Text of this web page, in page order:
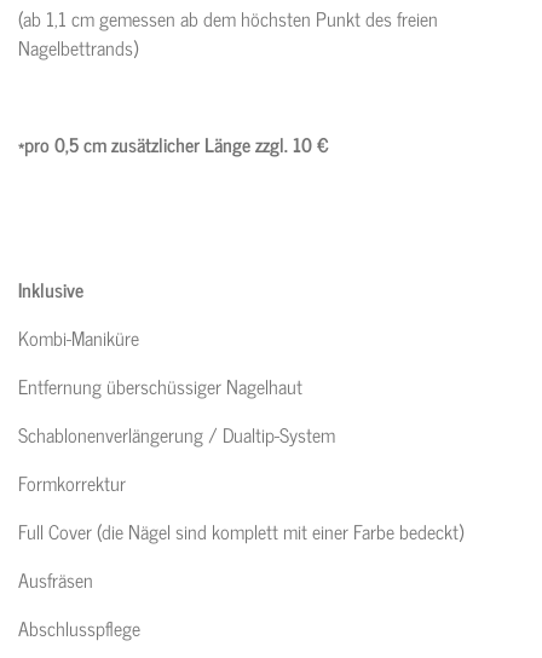
(ab 1,1 cm gemessen ab dem höchsten Punkt des freien
Nagelbettrands)
*pro 0,5 cm zusätzlicher Länge zzgl. 10 €
Inklusive
Kombi-Maniküre
Entfernung überschüssiger Nagelhaut
Schablonenverlängerung / Dualtip-System
Formkorrektur
Full Cover (die Nägel sind komplett mit einer Farbe bedeckt)
Ausfräsen
Abschlusspflege